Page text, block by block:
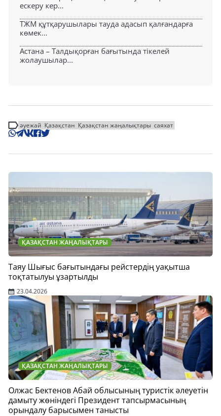
ескеру кер...
ТЖМ құтқарушылары тауда адасып қалғандарға
көмек...
Астана – Талдықорған бағытында тікелей
жолаушылар...
әуежай Қазақстан Қазақстан жаңалықтары саяхат
ҚАЗАҚСТАН ЖАҢАЛЫҚТАРЫ
Таяу Шығыс бағытындағы рейстердің уақытша
тоқтатылуы ұзартылды
23.04.2026
ҚАЗАҚСТАН ЖАҢАЛЫҚТАРЫ
Олжас Бектенов Абай облысының туристік әлеуетін
дамыту жөніндегі Президент тапсырмасының
орындалу барысымен танысты